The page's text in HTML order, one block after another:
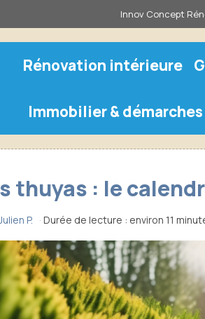
Innov Concept
Rénovation intérieure
Immobilier & démarches
thuyas : le
P. · Durée de lecture : environ 11